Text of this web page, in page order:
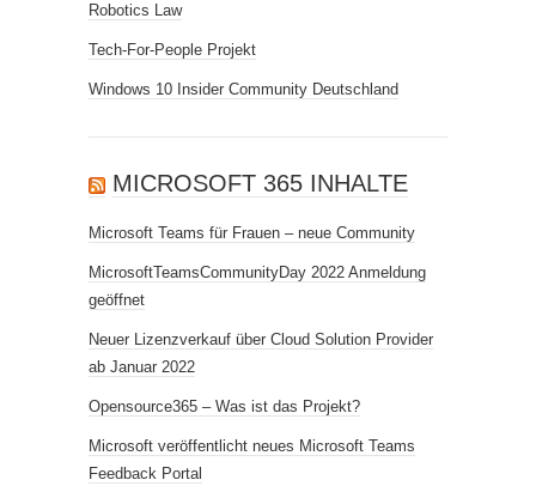
Robotics Law
Tech-For-People Projekt
Windows 10 Insider Community Deutschland
MICROSOFT 365 INHALTE
Microsoft Teams für Frauen – neue Community
MicrosoftTeamsCommunityDay 2022 Anmeldung
geöffnet
Neuer Lizenzverkauf über Cloud Solution Provider
ab Januar 2022
Opensource365 – Was ist das Projekt?
Microsoft veröffentlicht neues Microsoft Teams
Feedback Portal